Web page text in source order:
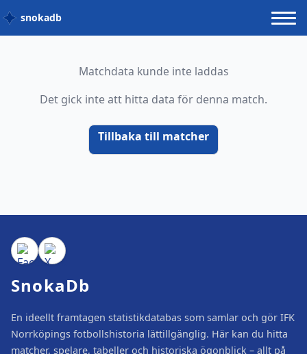
snokadb
Matchdata kunde inte laddas
Det gick inte att hitta data för denna match.
Tillbaka till matcher
SnokaDb
En ideellt framtagen statistikdatabas som samlar och gör IFK
Norrköpings fotbollshistoria lättillgänglig. Här kan du hitta
matcher, spelare, tabeller och historiska ögonblick – allt på